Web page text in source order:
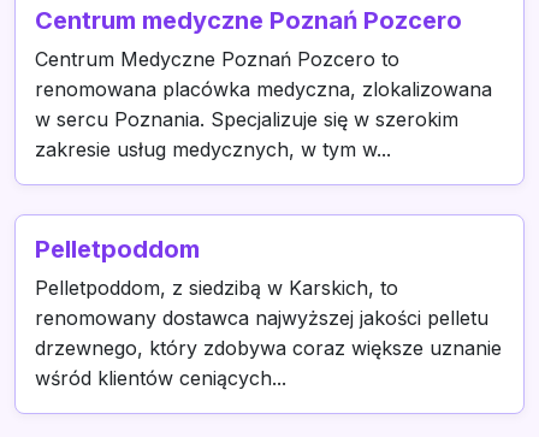
Centrum medyczne Poznań Pozcero
Centrum Medyczne Poznań Pozcero to
renomowana placówka medyczna, zlokalizowana
w sercu Poznania. Specjalizuje się w szerokim
zakresie usług medycznych, w tym w...
Pelletpoddom
Pelletpoddom, z siedzibą w Karskich, to
renomowany dostawca najwyższej jakości pelletu
drzewnego, który zdobywa coraz większe uznanie
wśród klientów ceniących...